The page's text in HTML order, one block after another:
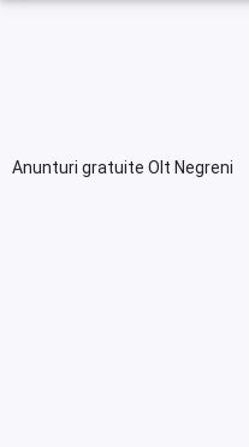
Anunturi gratuite Olt Negreni